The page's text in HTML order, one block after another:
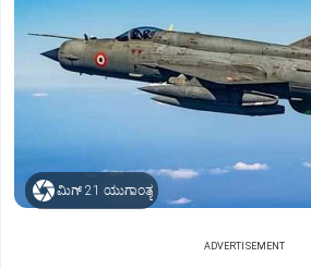
ಮಿಗ್‌ 21 ಯುಗಾಂತ್ಯ
ADVERTISEMENT